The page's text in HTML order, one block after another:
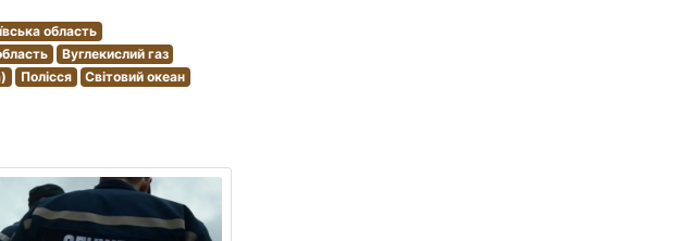
область
Вуглекислий газ
Полісся
Світовий океан